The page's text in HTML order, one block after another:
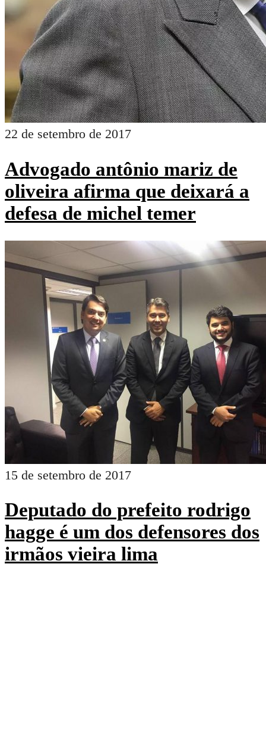
22 de setembro de 2017
Advogado antônio mariz de
oliveira afirma que deixará a
defesa de michel temer
15 de setembro de 2017
Deputado do prefeito rodrigo
hagge é um dos defensores dos
irmãos vieira lima